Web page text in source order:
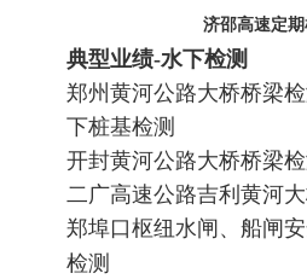
济邵高速定期
典型业绩-水下检测
郑州黄河公路大桥桥梁
下桩基检测
开封黄河公路大桥桥梁
二广高速公路吉利黄河
郑埠口枢纽水闸、船闸
检测